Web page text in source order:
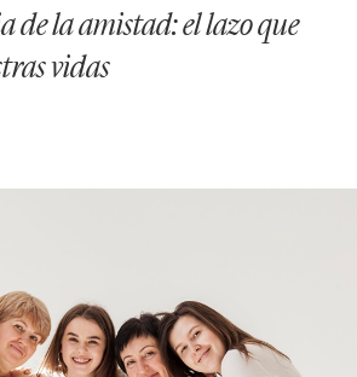
de la amistad: el lazo que
vidas